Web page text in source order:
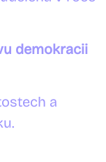
demokracii
a